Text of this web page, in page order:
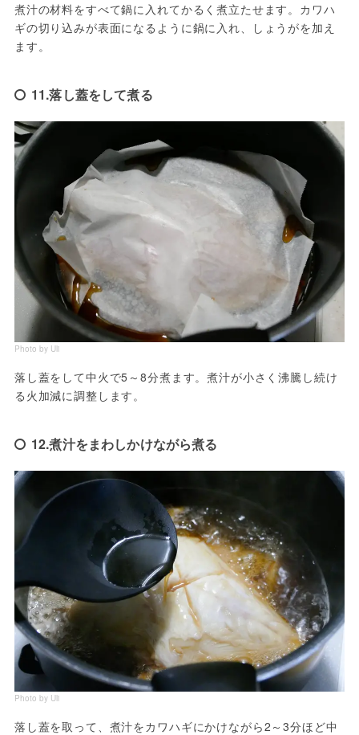
煮汁の材料をすべて鍋に入れてかるく煮立たせます。カワハ
ギの切り込みが表面になるように鍋に入れ、しょうがを加え
ます。
11.落し蓋をして煮る
Photo by Uli
落し蓋をして中火で5～8分煮ます。煮汁が小さく沸騰し続け
る火加減に調整します。
12.煮汁をまわしかけながら煮る
Photo by Uli
落し蓋を取って、煮汁をカワハギにかけながら2～3分ほど中